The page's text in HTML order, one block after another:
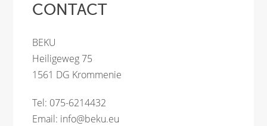
CONTACT
BEKU
Heiligeweg 75
1561 DG Krommenie
Tel: 075-6214432
Email: info@beku.eu